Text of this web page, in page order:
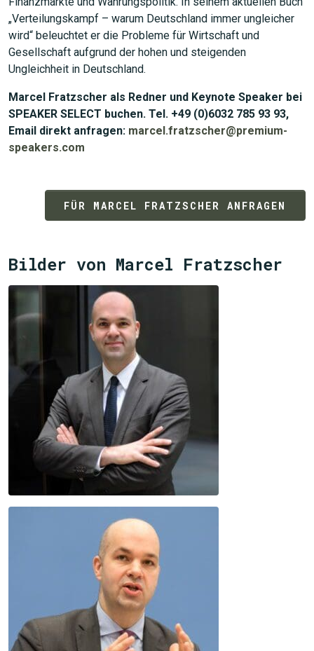
„Verteilungskampf – warum Deutschland immer ungleicher
wird“ beleuchtet er die Probleme für Wirtschaft und
Gesellschaft aufgrund der hohen und steigenden
Ungleichheit in Deutschland.
Marcel Fratzscher als Redner und Keynote Speaker bei
SPEAKER SELECT buchen. Tel. +49 (0)6032 785 93 93,
Email direkt anfragen: marcel.fratzscher@premium-
speakers.com
FÜR MARCEL FRATZSCHER ANFRAGEN
Bilder von Marcel Fratzscher
JETZT SUCHEN